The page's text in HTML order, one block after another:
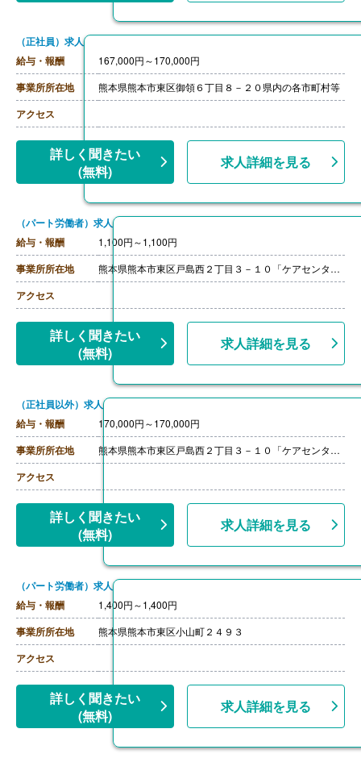
（正社員）求人
給与・報酬
167,000円～170,000円
事業所所在地 熊本県熊本市東区御領６丁目８－２０県内の各市町村等
アクセス
詳しく聞きたい
(無料)
求人詳細を見る
（パート労働者）求人
給与・報酬
1,100円～1,100円
事業所所在地 熊本県熊本市東区戸島西２丁目３－１０「ケアセンター 赤とんぼ」
アクセス
詳しく聞きたい
(無料)
求人詳細を見る
（正社員以外）求人
給与・報酬
170,000円～170,000円
事業所所在地 熊本県熊本市東区戸島西２丁目３－１０「ケアセンター 赤とんぼ」
アクセス
詳しく聞きたい
(無料)
求人詳細を見る
（パート労働者）求人
給与・報酬
1,400円～1,400円
事業所所在地 熊本県熊本市東区小山町２４９３
アクセス
詳しく聞きたい
(無料)
求人詳細を見る